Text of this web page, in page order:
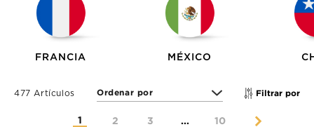
DE PAGO
CERRAR
FRANCIA MÉXICO
477 Artículos Filtrar por
1 2 3 ... 10